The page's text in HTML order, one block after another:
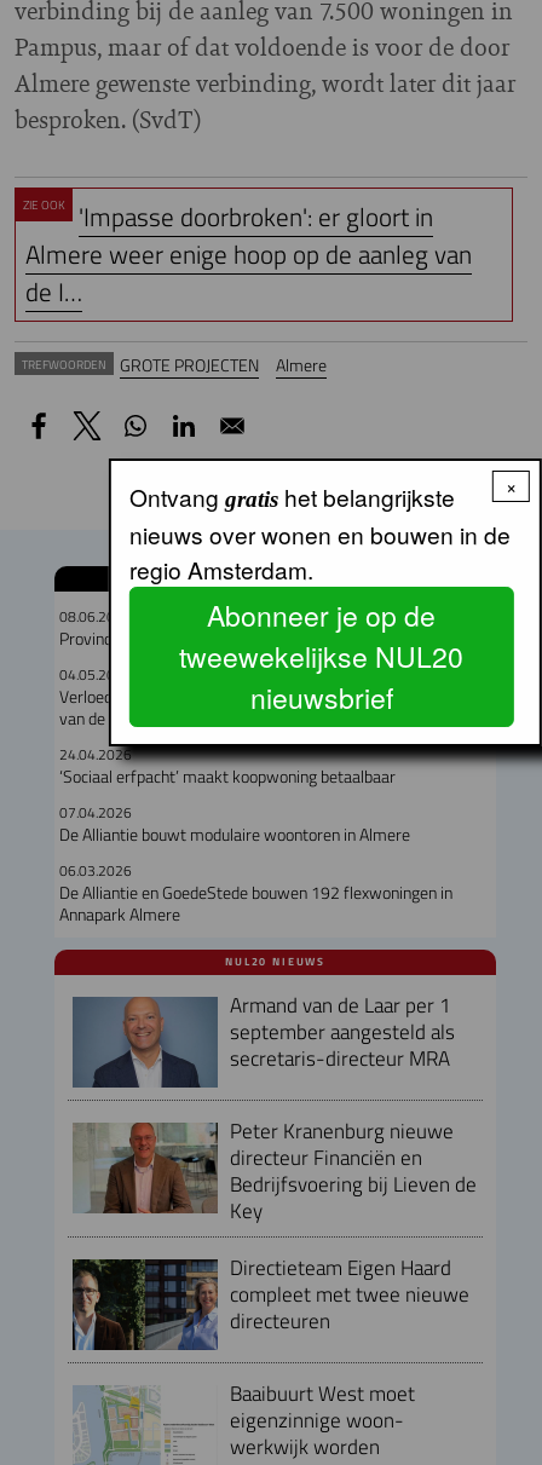
verbinding bij de aanleg van 7.500 woningen in
Pampus, maar of dat voldoende is voor de door
Almere gewenste verbinding, wordt later dit jaar
besproken. (SvdT)
ZIE OOK
'Impasse doorbroken': er gloort in
Almere weer enige hoop op de aanleg van
de I…
TREFWOORDEN GROTE PROJECTEN Almere
GERELATEERDE ARTIKELEN
08.06.2026
Provincie zet rem op woningbouwplannen Haven-Stad
04.05.2026
Verloedering dreigt, dus Almere en Purmerend willen geld zien
van de overheid
24.04.2026
‘Sociaal erfpacht’ maakt koopwoning betaalbaar
07.04.2026
De Alliantie bouwt modulaire woontoren in Almere
06.03.2026
De Alliantie en GoedeStede bouwen 192 flexwoningen in
Annapark Almere
NUL20 NIEUWS
Armand van de Laar per 1
september aangesteld als
secretaris-directeur MRA
Peter Kranenburg nieuwe
directeur Financiën en
Bedrijfsvoering bij Lieven de
Key
Directieteam Eigen Haard
compleet met twee nieuwe
directeuren
Baaibuurt West moet
eigenzinnige woon-
werkwijk worden
×
Ontvang gratishet belangrijkste
nieuws over wonen en bouwen in de
regio Amsterdam.
Abonneer je op de
tweewekelijkse NUL20
nieuwsbrief